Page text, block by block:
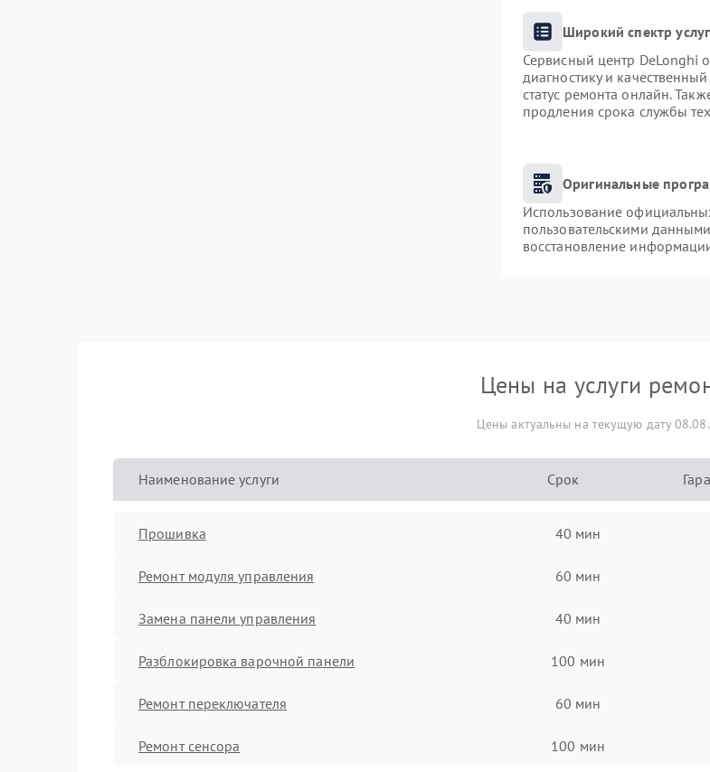
Широкий спектр услуг
Сервисный центр DeLonghi
диагностику и
статус ремонта онлайн.
продления срока службы
Оригинальные
Использование
пользовательскими
восстановление
Цены на услуги
Цены актуальны на текущую дату
Наименование услуги Срок
Прошивка 40 мин
Ремонт модуля управления 60 мин
Замена панели управления 40 мин
Разблокировка варочной панели 100 мин
Ремонт переключателя 60 мин
Ремонт сенсора 100 мин